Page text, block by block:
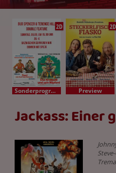
2D
Sonderprogramm
2D
Preview
Jackass: Einer